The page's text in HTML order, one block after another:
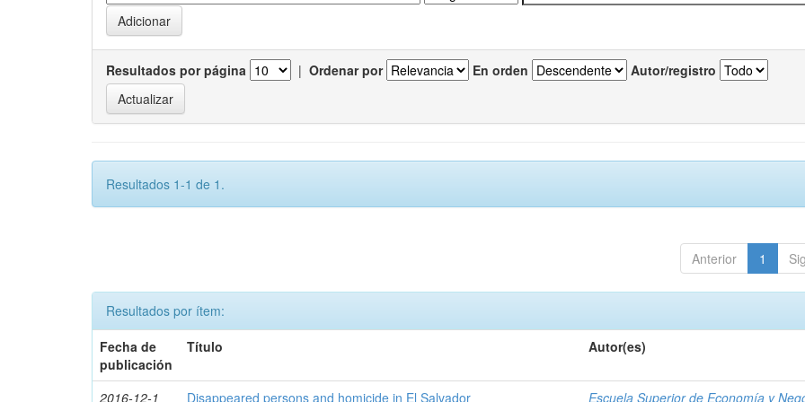
Resultados por página | Ordenar por En orden Autor/registro
Resultados 1-1 de 1.
Anterior 1
Resultados por ítem:
Fecha de
publicación
Título Autor(es)
2016-12-1 Disappeared persons and homicide in El Salvador Escuela Superior de Economía y